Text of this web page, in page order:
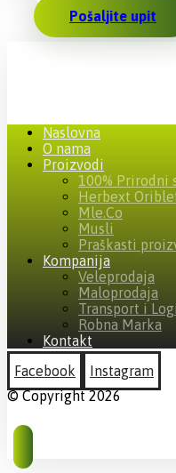
Pošaljite upit
Naslovna
O nama
Proizvodi
100% Prirodni
Herbext
Mle.Co
Musli
Praškasti
Kompanija
Veleprodaja
Maloprodaja
Transport i
Robna Marka
Kontakt
Facebook
Instagram
© Copyright 2026